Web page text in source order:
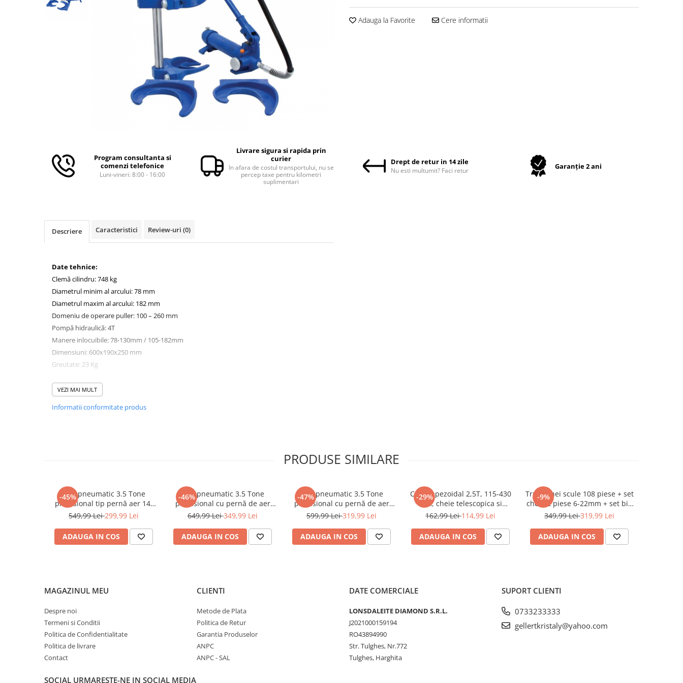
Ciocane rotopercutoare
Invertor / convertor curent
Macara electrica
Pistoale termice
Unghiulare/drepte
Prelungitoare curent
Redresoare/robot pornire/starter
Aparat taiat cu plasma
Aparate sudura
UPS Sursa curent
Accesorii / consumabile atelier
Aparat masina dejantat echilibrat
Aparat sablat curatat
Adauga la Favorite Cere informatii
Program consultanta si
comenzi telefonice
Luni-vineri: 8:00 - 16:00
Livrare sigura si rapida prin
curier
In afara de costul transportului, nu se
percep taxe pentru kilometri
suplimentari
Drept de retur in 14 zile
Nu esti multumit? Faci retur Garanție 2 ani
Descriere Caracteristici Review-uri (0)
Date tehnice:
Clemă cilindru: 748 kg
Diametrul minim al arcului: 78 mm
Diametrul maxim al arcului: 182 mm
Domeniu de operare puller: 100 – 260 mm
Pompă hidraulică: 4T
Manere inlocuibile: 78-130mm / 105-182mm
Dimensiuni: 600x190x250 mm
Greutate: 23 Kg
VEZI MAI MULT
Informatii conformitate produs
PRODUSE SIMILARE
-45%
Cric pneumatic 3.5 Tone
profesional tip pernă aer 14-
40cm (3.5TAIR)
549,99 Lei299,99 Lei
ADAUGA IN COS
-46%
Cric pneumatic 3.5 Tone
profesional cu pernă de aer
pentru vulcanizare 15-40cm
649,99 Lei349,99 Lei
ADAUGA IN COS
-47%
Cric pneumatic 3.5 Tone
profesional cu pernă de aer
pentru vulcanizare 13.5-40cm
599,99 Lei319,99 Lei
ADAUGA IN COS
-29%
Cric trapezoidal 2,5T, 115-430
mm, cheie telescopica si
accesorii incluse (KD3525)
162,99 Lei114,99 Lei
ADAUGA IN COS
-9%
Trusa chei scule 108 piese + set
chei 12 piese 6-22mm + set biti
41 piese (B109 + 16009 +
349,99 Lei319,99 Lei
ADAUGA IN COS
MAGAZINUL MEU
Despre noi
Termeni si Conditii
Politica de Confidentialitate
Politica de livrare
Contact
CLIENTI
Metode de Plata
Politica de Retur
Garantia Produselor
ANPC
ANPC - SAL
DATE COMERCIALE
LONSDALEITE DIAMOND S.R.L.
J2021000159194
RO43894990
Str. Tulghes, Nr.772
Tulghes, Harghita
SUPORT CLIENTI
0733233333
gellertkristaly@yahoo.com
SOCIAL URMARESTE-NE IN SOCIAL MEDIA